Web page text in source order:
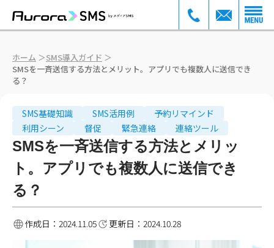
ホーム ＞SMS導入ガイド ＞
SMSを一斉送信する方法とメリット。アプリでも複数人に送信でき
る？
SMS基礎知識 SMS活用例
予約リマインド
利用シーン
督促 緊急連絡 連絡ツール
SMSを一斉送信する方法とメリッ
ト。アプリでも複数人に送信でき
る？
作成日： 2024.11.05 更新日： 2024.10.28